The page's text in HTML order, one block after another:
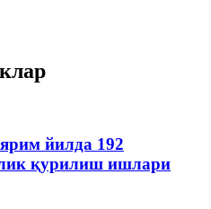
йилда 192
қурилиш ишлари